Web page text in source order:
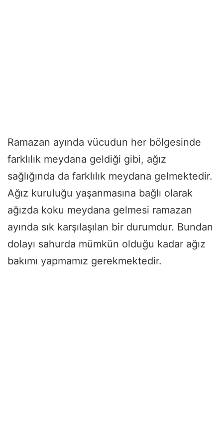
Ramazan ayında vücudun her bölgesinde
farklılık meydana geldiği gibi, ağız
sağlığında da farklılık meydana gelmektedir.
Ağız kuruluğu yaşanmasına bağlı olarak
ağızda koku meydana gelmesi ramazan
ayında sık karşılaşılan bir durumdur. Bundan
dolayı sahurda mümkün olduğu kadar ağız
bakımı yapmamız gerekmektedir.